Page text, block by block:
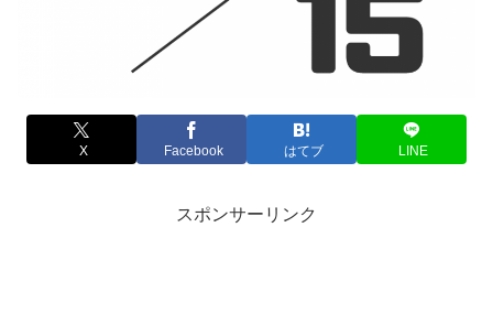
X Facebook はてブ LINE
スポンサーリンク